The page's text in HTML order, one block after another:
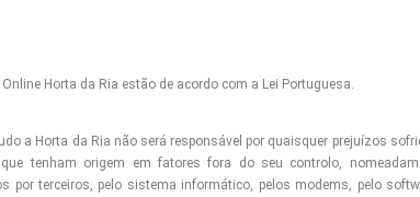
Horta da Ria estão de acordo com a Lei Portuguesa.
a Horta da Ria não será responsável por quaisquer prejuízos
tenham origem em fatores fora do seu controlo,
por terceiros, pelo sistema informático, pelos modems, pelo